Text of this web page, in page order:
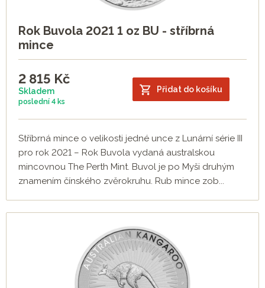
Rok Buvola 2021 1 oz BU - stříbrná
mince
2 815 Kč
Skladem
poslední 4 ks
Přidat do košíku
Stříbrná mince o velikosti jedné unce z Lunární série III
pro rok 2021 – Rok Buvola vydaná australskou
mincovnou The Perth Mint. Buvol je po Myši druhým
znamením čínského zvěrokruhu. Rub mince zob...